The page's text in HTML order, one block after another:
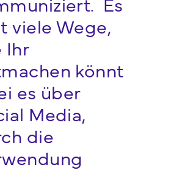
viele Wege,
Ihr
könnt
es über
Media,
die